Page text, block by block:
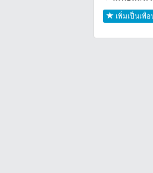
เพิ่มเป็นเพื่